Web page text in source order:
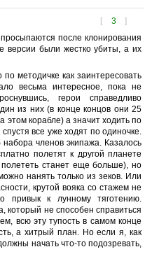
[ 3 ]
после клонирования
версии были жестко убиты, а их
методичке как заинтересовать
весьма интересное, пока не
герои справедливо
из них (в конце концов они 25
этом корабле) а значит ходить по
все уже ходят по одиночке.
членов экипажа. Казалось
полетят к другой планете
станет еще больше), но
нанять только из зеков. Или
крутой вояка со стажем не
привык к лунному тяготению.
который не способен справиться
всю эту тупость в самом конце
а хитрый план. Но если я, как
начать что-то подозревать,